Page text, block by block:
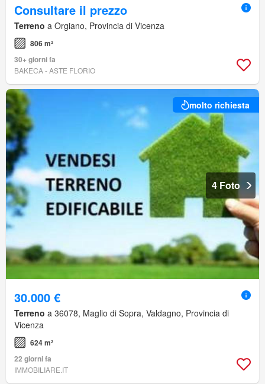
Consultare il prezzo
Terreno a Orgiano, Provincia di Vicenza
806 m²
30+ giorni fa
BAKECA - ASTE FLORIO
molto richiesta
4 Foto
30.000 €
Terreno a 36078, Maglio di Sopra, Valdagno, Provincia di
Vicenza
624 m²
22 giorni fa
IMMOBILIARE.IT